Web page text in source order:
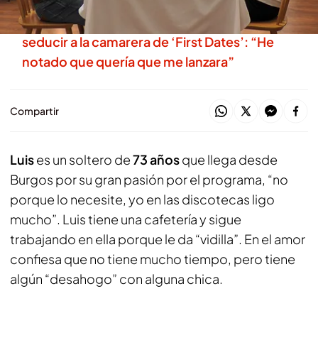
Un soltero utiliza su “mirada de tigre” para
seducir a la camarera de ‘First Dates’: “He
notado que quería que me lanzara”
Compartir
Luises un soltero de73 añosque llega desde
Burgos por su gran pasión por el programa, “no
porque lo necesite, yo en las discotecas ligo
mucho”. Luis tiene una cafetería y sigue
trabajando en ella porque le da “vidilla”. En el amor
confiesa que no tiene mucho tiempo, pero tiene
algún “desahogo” con alguna chica.